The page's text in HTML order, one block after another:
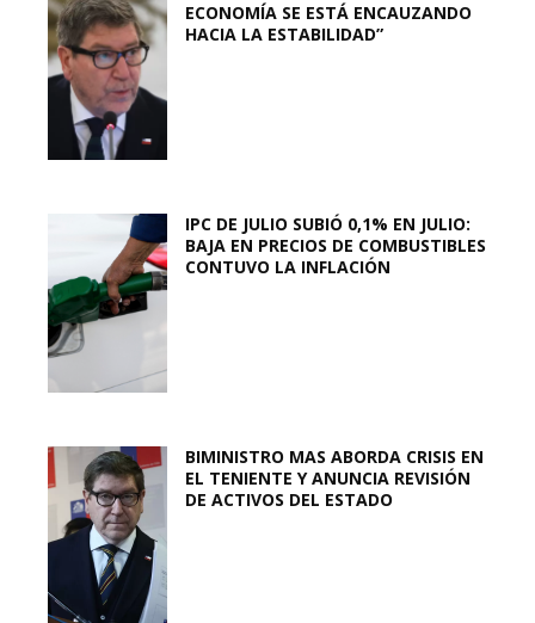
ECONOMÍA SE ESTÁ ENCAUZANDO
HACIA LA ESTABILIDAD”
IPC DE JULIO SUBIÓ 0,1% EN JULIO:
BAJA EN PRECIOS DE COMBUSTIBLES
CONTUVO LA INFLACIÓN
BIMINISTRO MAS ABORDA CRISIS EN
EL TENIENTE Y ANUNCIA REVISIÓN
DE ACTIVOS DEL ESTADO